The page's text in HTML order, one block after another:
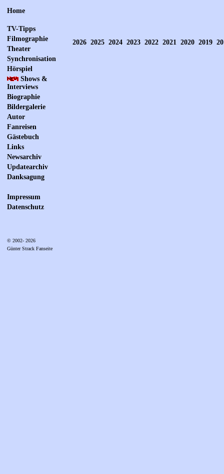
Home
TV-Tipps
Filmographie
Theater
Synchronisation
Hörspiel
Shows &
Interviews
Biographie
Bildergalerie
Autor
Fanreisen
Gästebuch
Links
Newsarchiv
Updatearchiv
Danksagung
Impressum
Datenschutz
© 2002- 2026
Günter Strack Fanseite
2026 2025 2024 2023 2022 2021 2020 2019